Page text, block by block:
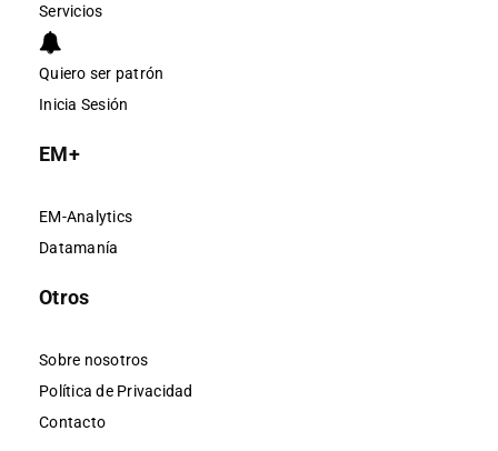
Servicios
Quiero ser patrón
Inicia Sesión
EM+
EM-Analytics
Datamanía
Otros
Sobre nosotros
Política de Privacidad
Contacto